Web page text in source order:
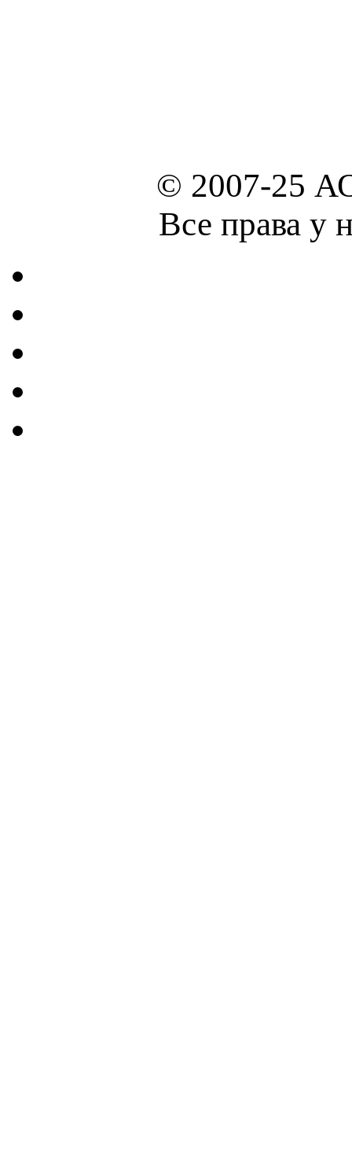
© 2007-25
Все права у